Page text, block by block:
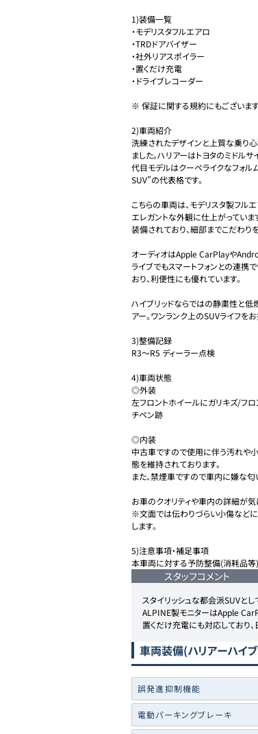
1)装備一覧
・モデリスタフルエアロ
・TRDドアバイザー
・社外リアスポイラー
・置くだけ充電
・ドライブレコーダー
※ 保証に関する規約にもございま
2)車両紹介
洗練されたデザインと上質な乗り
ました。ハリアーはトヨタのミドル
代目モデルはクーペライクなフォル
SUV”の代表格です。
こちらの車両は、モデリスタ製フル
エレガントな外観に仕上がっていま
装備されており、細部までこだわり
オーディオはApple CarPlayや
ライブでもスマートフォンとの連携
おり、利便性にも優れています。
ハイブリッドならではの静粛性と低
アー。ワンランク上のSUVライフを
3)整備記録
R3〜R5 ディーラー点検
4)車両状態
◎外装
左フロントホイールにガリキズ/フ
チペン跡
◎内装
中古車ですので使用に伴う汚れや
態を維持されております。
また、禁煙車ですので車内に嫌な匂
お車のクオリティや車内の詳細が
※文面では伝わりづらい小傷などに
します。
5)注意事項・補足事項
本車両に対する予防整備(消耗品等)
スタッフコメント
スタイリッシュな都会派SUVと
ALPINE製モニターはApple
置くだけ充電にも対応しており
車両装備(ハリアーハイ
誤発進抑制機能
電動パーキングブレーキ